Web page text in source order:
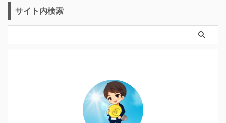
サイト内検索